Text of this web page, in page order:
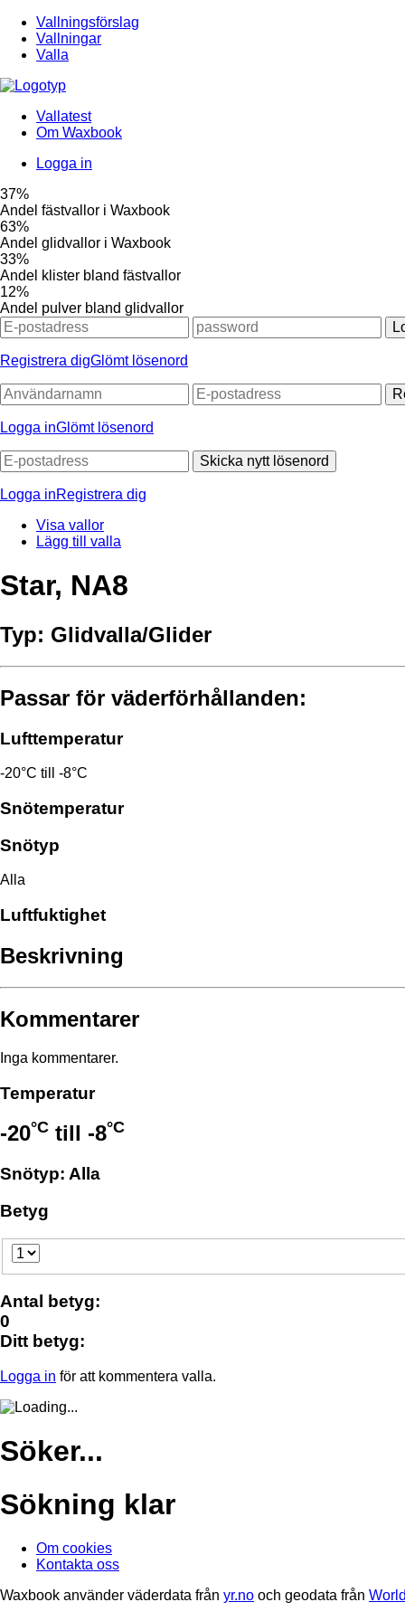
Vallningsförslag
Vallningar
Valla
Vallatest
Om Waxbook
Logga in
37%
Andel fästvallor i Waxbook
63%
Andel glidvallor i Waxbook
33%
Andel klister bland fästvallor
12%
Andel pulver bland glidvallor
Registrera digGlömt lösenord
Logga inGlömt lösenord
Skicka nytt lösenord
Logga inRegistrera dig
Visa vallor
Lägg till valla
Star, NA8
Typ: Glidvalla/Glider
Passar för väderförhållanden:
Lufttemperatur
-20°C till -8°C
Snötemperatur
Snötyp
Alla
Luftfuktighet
Beskrivning
Kommentarer
Inga kommentarer.
Temperatur
-20°C till -8°C
Snötyp: Alla
Betyg
Antal betyg:
0
Ditt betyg:
Logga in för att kommentera valla.
Söker...
Sökning klar
Om cookies
Kontakta oss
Waxbook använder väderdata från yr.no och geodata från